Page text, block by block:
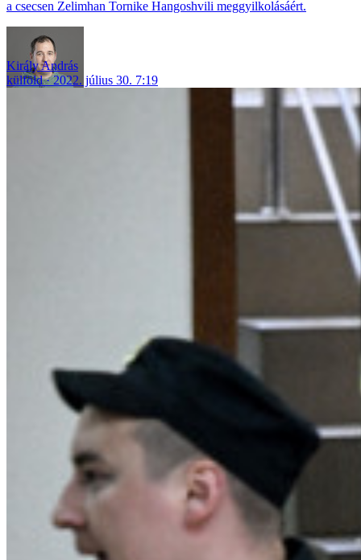
a csecsen Zelimhan Tornike Hangoshvili meggyilkolásáért.
Király András
külföld
2022. július 30. 7:19